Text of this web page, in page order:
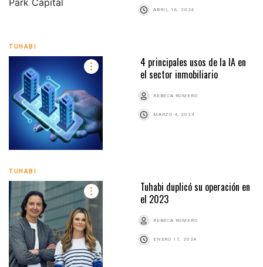
ABRIL 16, 2024
TUHABI
4 principales usos de la IA en
el sector inmobiliario
REBECA ROMERO
MARZO 4, 2024
TUHABI
Tuhabi duplicó su operación en
el 2023
REBECA ROMERO
ENERO 17, 2024